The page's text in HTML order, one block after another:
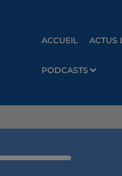
ACCUEIL ACTUS
PODCASTS